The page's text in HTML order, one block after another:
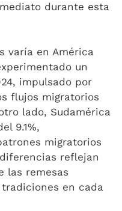
durante esta
varía en América
un
impulsado por
flujos migratorios
lado, Sudamérica
9.1%,
migratorios
reflejan
las remesas
en cada